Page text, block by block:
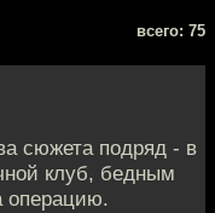
всего: 75
сюжета подряд - в
клуб, бедным
операцию.